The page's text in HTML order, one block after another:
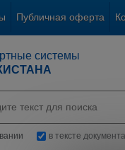
Публичная оферта
системы
в тексте документа